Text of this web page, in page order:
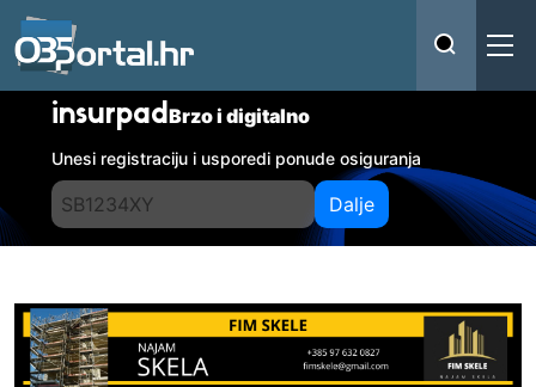
insurpadBrzo i digitalno
Unesi registraciju i usporedi ponude osiguranja
Dalje